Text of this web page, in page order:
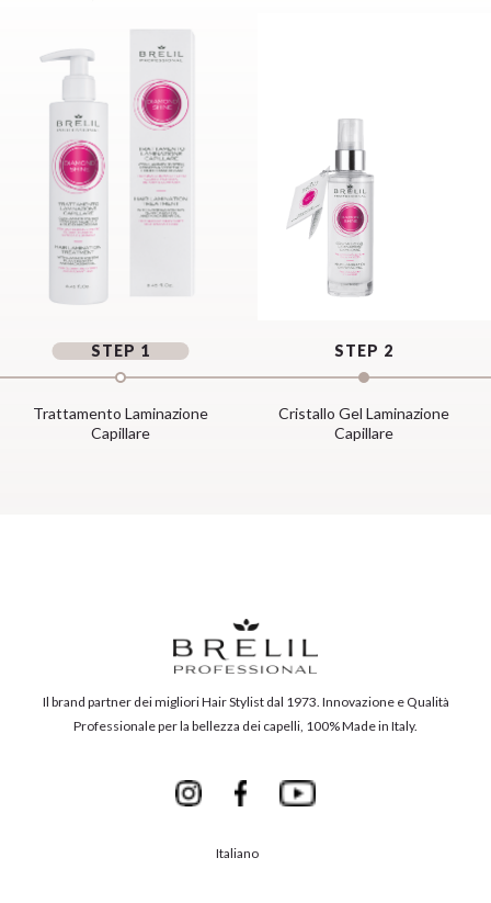
STEP 1
Trattamento Laminazione
Capillare
STEP 2
Cristallo Gel Laminazione
Capillare
Il brand partner dei migliori Hair Stylist dal 1973. Innovazione e Qualità
Professionale per la bellezza dei capelli, 100% Made in Italy.
Italiano